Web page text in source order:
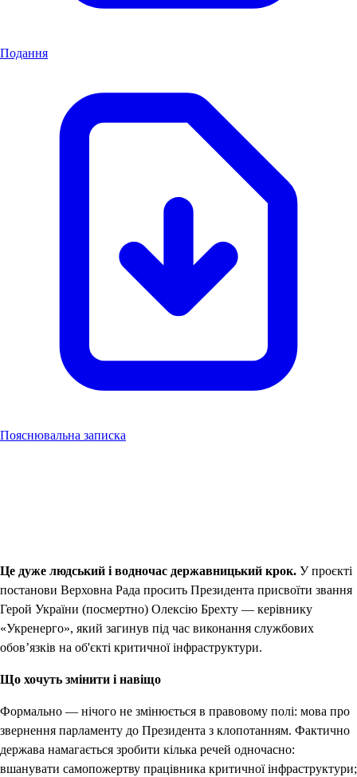
Подання
Пояснювальна записка
Це дуже людський і водночас державницький крок. У проєкті
постанови Верховна Рада просить Президента присвоїти звання
Герой України (посмертно) Олексію Брехту — керівнику
«Укренерго», який загинув під час виконання службових
обов’язків на об'єкті критичної інфраструктури.
Що хочуть змінити і навіщо
Формально — нічого не змінюється в правовому полі: мова про
звернення парламенту до Президента з клопотанням. Фактично
держава намагається зробити кілька речей одночасно:
вшанувати самопожертву працівника критичної інфраструктури;